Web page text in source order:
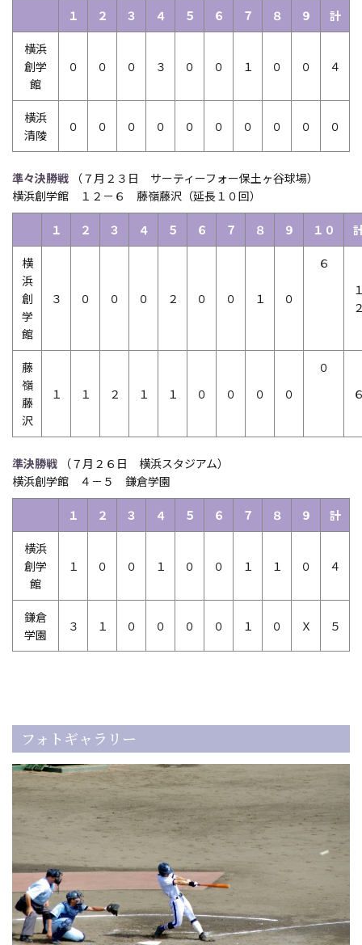
１ ２ ３ ４ ５ ６ ７ ８ ９ 計
横浜
創学
館
０ ０ ０ ３ ０ ０ １ ０ ０ ４
横浜
清陵
０ ０ ０ ０ ０ ０ ０ ０ ０ ０
準々決勝戦 （７月２３日 サーティーフォー保土ヶ谷球場）
横浜創学館 １２－６ 藤嶺藤沢（延長１０回）
１ ２ ３ ４ ５ ６ ７ ８ ９ １０
横
浜
創
学
館
３ ０ ０ ０ ２ ０ ０ １ ０
６
藤
嶺
藤
沢
１ １ ２ １ １ ０ ０ ０ ０
０
準決勝戦 （７月２６日 横浜スタジアム）
横浜創学館 ４－５ 鎌倉学園
１ ２ ３ ４ ５ ６ ７ ８ ９ 計
横浜
創学
館
１ ０ ０ １ ０ ０ １ １ ０ ４
鎌倉
学園
３ １ ０ ０ ０ ０ １ ０ Ｘ ５
フォトギャラリー